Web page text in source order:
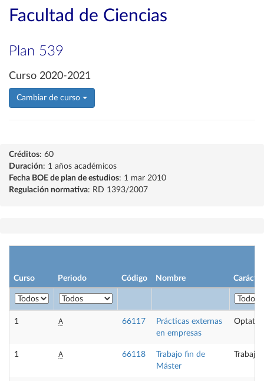
Facultad de Ciencias
Plan 539
Curso 2020-2021
Cambiar de curso
Créditos: 60
Duración: 1 años académicos
Fecha BOE de plan de estudios: 1 mar 2010
Regulación normativa: RD 1393/2007
Curso Periodo Código Nombre Carácter
1 A 66117
Prácticas externas
en empresas
1 A 66118
Trabajo fin de
Máster